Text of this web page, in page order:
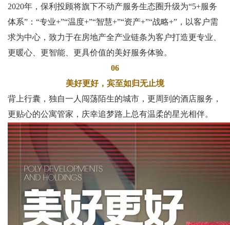
2020年，保利投顾将旗下不动产服务生态圈升级为“5+服务
体系” ： “专业+”“温度+”“智慧+”“资产+”“战略+” ，以客户需
求为中心，致力于在房地产全产业链条为客户打造更专业、
更暖心、更智能、更具价值的美好服务体验。
06
美好更好，宾至如归无止境
背上行囊，独自一人闯荡陌生的城市，更周到的酒店服务，
更贴心的公寓管家，庆幸追梦路上总有温柔的星光相伴。